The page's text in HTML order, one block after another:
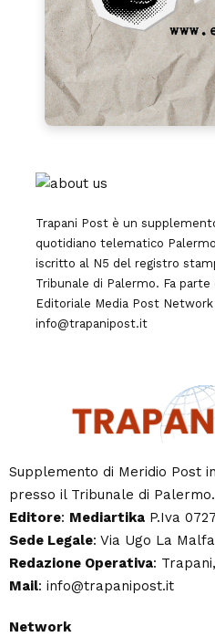
Trapani Post è un
quotidiano telematico
iscritto al N5 del registro
Tribunale di Palermo. Fa parte
Editoriale Media Post Network
info@trapanipost.it
Supplemento di Meridio Post
presso il Tribunale di Palermo.
Editore: Mediartika P.Iva
Sede Legale: Via Ugo La
Redazione Operativa:
Mail: info@trapanipost.it
Network